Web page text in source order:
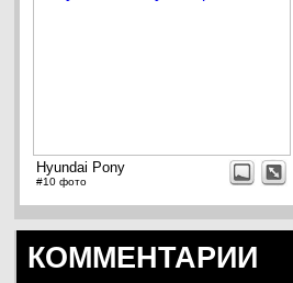
Hyundai Pony
#10 фото
КОММЕНТАРИИ